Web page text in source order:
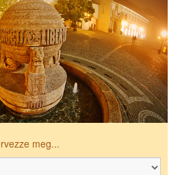
meg...